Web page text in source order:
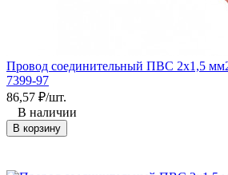
Провод соединительный ПВС 2х1,5
7399-97
86,57 ₽/шт.
В наличии
В корзину